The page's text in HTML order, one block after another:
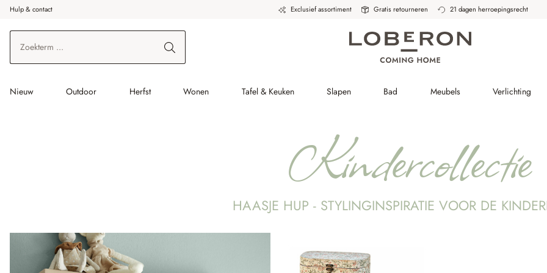
de hoofdinhoud
Ga naar zoeken
Ga naar de hoofdnavigatie
Hulp & contact Exclusief assortiment Gratis retourneren 21 dagen herroepingsrecht
Nieuw Outdoor Herfst Wonen Tafel & Keuken Slapen Bad Meubels Verlichting
Kindercollectie
HAASJE HUP - STYLINGINSPIRATIE VOOR DE